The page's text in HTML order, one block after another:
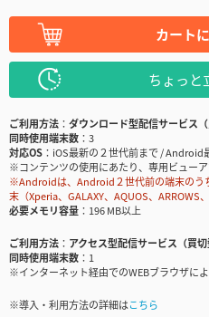
カート
ちょっと
ご利用方法
ダウンロード型配信サービス（
同時使用端末数
3
対応OS
iOS最新の２世代前まで / Android
※コンテンツの使用にあたり、専用ビュー
※Androidは、Android２世代前の端末のう
末（Xperia、GALAXY、AQUOS、
必要メモリ容量
196 MB以上
ご利用方法
アクセス型配信サービス（買切
同時使用端末数
1
※インターネット経由でのWEBブラウザに
※導入・利用方法の詳細はこちら